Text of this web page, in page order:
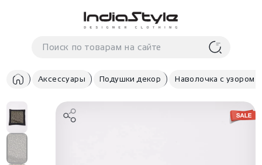
Корзина
В корзиненеттоваров
Аксессуары Подушки декор Наволочка с узором